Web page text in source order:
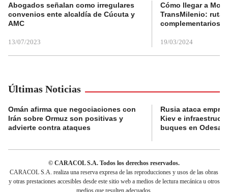
Abogados señalan como irregulares
convenios ente alcaldía de Cúcuta y
AMC
13/07/2023
Cómo llegar a
TransMilenio:
complementarios
19/03/2024
Últimas Noticias
Omán afirma que negociaciones con
Irán sobre Ormuz son positivas y
advierte contra ataques
Rusia ataca
Kiev e
buques en Odesa
© CARACOL S.A. Todos los derechos reservados.
CARACOL S.A. realiza una reserva expresa de las reproducciones y usos de las obras
y otras prestaciones accesibles desde este sitio web a medios de lectura mecánica u otros
medios que resulten adecuados.